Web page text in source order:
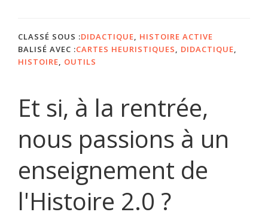
CLASSÉ SOUS :DIDACTIQUE
HISTOIRE ACTIVE
BALISÉ AVEC :CARTES HEURISTIQUES DIDACTIQUE
HISTOIRE
OUTILS
Et si, à la rentrée,
nous passions à un
enseignement de
l'Histoire 2.0 ?